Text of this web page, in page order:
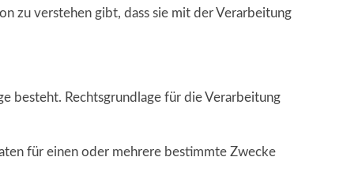
zu verstehen gibt, dass sie mit der Verarbeitung
besteht. Rechtsgrundlage für die Verarbeitung
für einen oder mehrere bestimmte Zwecke